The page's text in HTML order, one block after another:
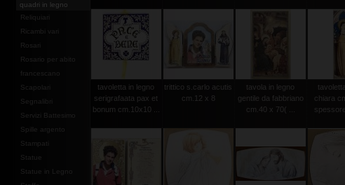
quadri in legno
Reliquiari
Ricambi vari
Rosari
Rosario per abito
francescano
Scapolari
Segnalibri
Servizi Battesimo
Spille argento
Stampati
Statue
Statue in Legno
tavoletta in legno
serigrafaata pax et
bonum cm.10x10 ...
trittico s.carlo acutis
cm.12 x 8
tavola in legno
gentile da fabbriano
cm.40 x 70( ...
chiara